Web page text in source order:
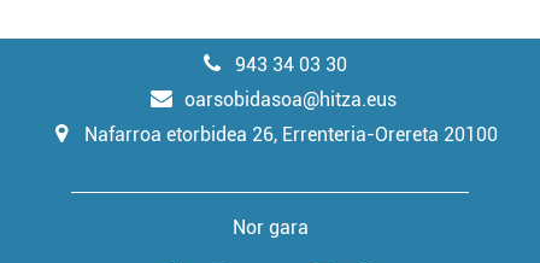
943 34 03 30
oarsobidasoa@hitza.eus
Nafarroa etorbidea 26, Errenteria-Orereta 20100
Nor gara